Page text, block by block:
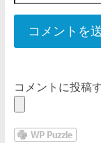
コメントに投稿